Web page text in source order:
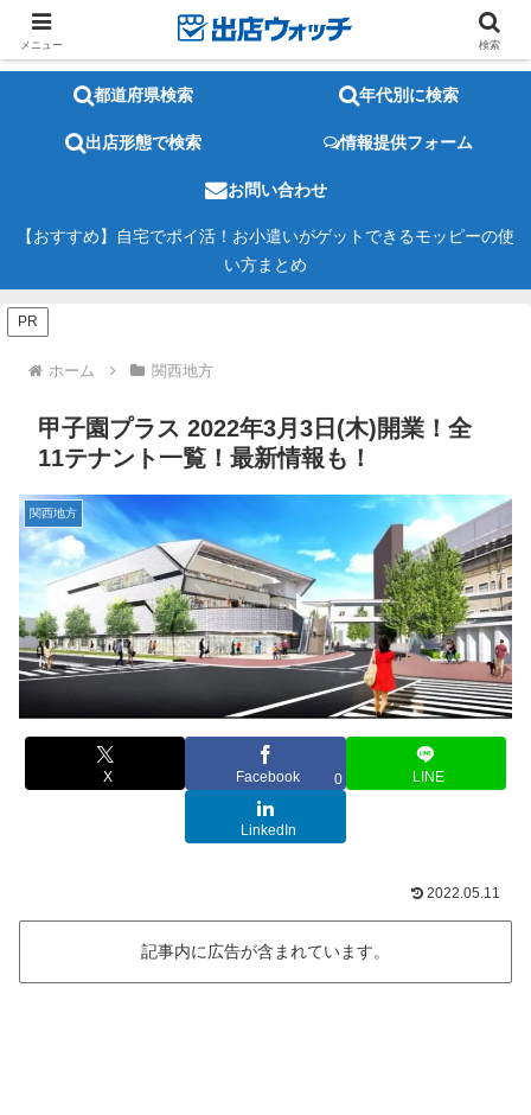
都道府県検索 年代別に検索
出店形態で検索 情報提供フォーム
お問い合わせ
【おすすめ】自宅でポイ活！お小遣いがゲットできるモッピーの使
い方まとめ
PR
ホーム 関西地方
甲子園プラス 2022年3月3日(木)開業！全
11テナント一覧！最新情報も！
関西地方
X Facebook 0 LINE
LinkedIn
2022.05.11
記事内に広告が含まれています。
メニュー 検索